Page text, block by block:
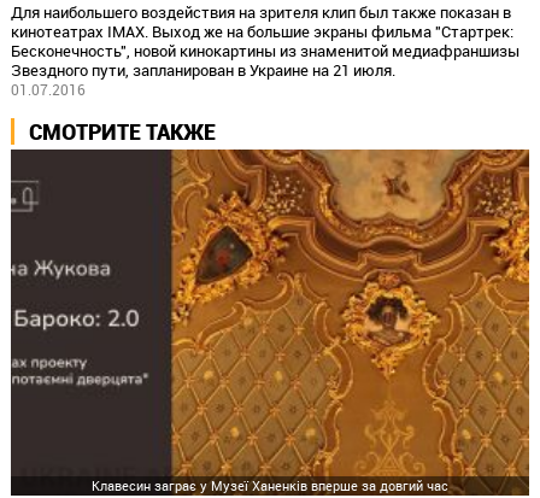
Для наибольшего воздействия на зрителя клип был также показан в
кинотеатрах IMAX. Выход же на большие экраны фильма "Стартрек:
Бесконечность", новой кинокартины из знаменитой медиафраншизы
Звездного пути, запланирован в Украине на 21 июля.
01.07.2016
СМОТРИТЕ ТАКЖЕ
Клавесин заграє у Музеї Ханенків вперше за довгий час